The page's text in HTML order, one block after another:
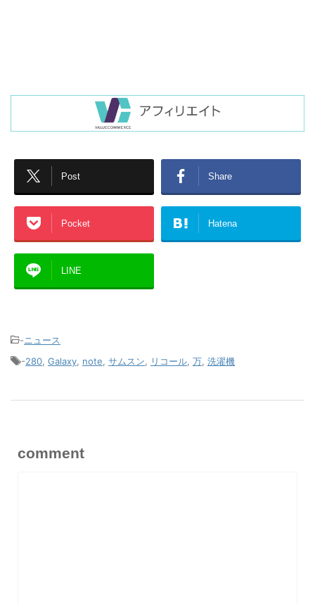
Post Share
Pocket Hatena
LINE
-ニュース
-280 Galaxy note サムスン リコール 万 洗濯機
comment